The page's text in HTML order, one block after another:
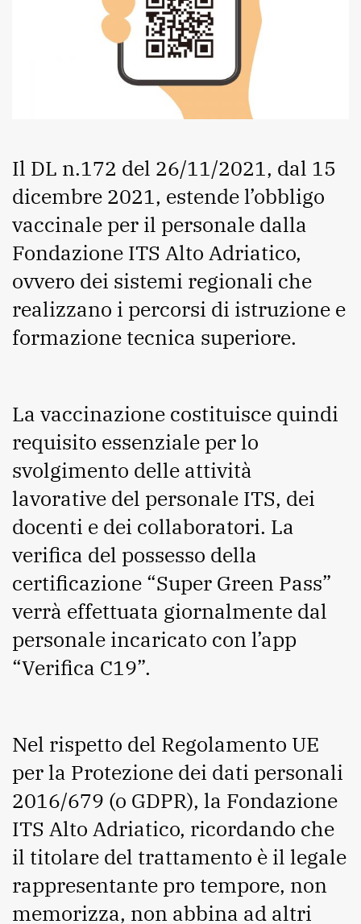
Il DL n.172 del 26/11/2021, dal 15
dicembre 2021, estende l’obbligo
vaccinale per il personale dalla
Fondazione ITS Alto Adriatico,
ovvero dei sistemi regionali che
realizzano i percorsi di istruzione e
formazione tecnica superiore.
La vaccinazione costituisce quindi
requisito essenziale per lo
svolgimento delle attività
lavorative del personale ITS, dei
docenti e dei collaboratori. La
verifica del possesso della
certificazione “Super Green Pass”
verrà effettuata giornalmente dal
personale incaricato con l’app
“Verifica C19”.
Nel rispetto del Regolamento UE
per la Protezione dei dati personali
2016/679 (o GDPR), la Fondazione
ITS Alto Adriatico, ricordando che
il titolare del trattamento è il legale
rappresentante pro tempore, non
memorizza, non abbina ad altri